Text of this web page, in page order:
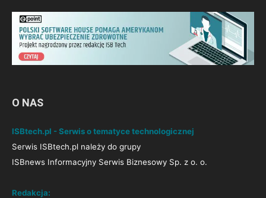
O NAS
ISBtech.pl - Serwis o tematyce technologicznej
Serwis ISBtech.pl należy do grupy
ISBnews Informacyjny Serwis Biznesowy Sp. z o. o.
Redakcja: